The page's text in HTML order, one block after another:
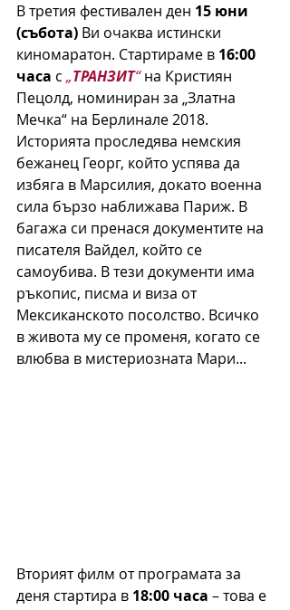
В третия фестивален ден 15 юни
(събота) Ви очаква истински
киномаратон. Стартираме в 16:00
часа с „ТРАНЗИТ“ на Кристиян
Пецолд, номиниран за „Златна
Мечка“ на Берлинале 2018.
Историята проследява немския
бежанец Георг, който успява да
избяга в Марсилия, докато военна
сила бързо наближава Париж. В
багажа си пренася документите на
писателя Вайдел, който се
самоубива. В тези документи има
ръкопис, писма и виза от
Мексиканското посолство. Всичко
в живота му се променя, когато се
влюбва в мистериозната Мари...
Вторият филм от програмата за
деня стартира в 18:00 часа – това е